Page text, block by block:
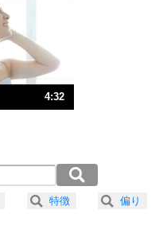
ない原因は、行動しないから。
の方法
るもの。
怒りを優しさで表現する。
4:32
特徴 偏り